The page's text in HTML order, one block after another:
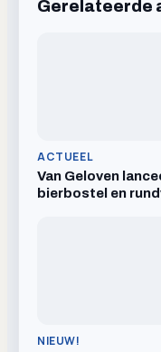
Gerelateerde
ACTUEEL
Van Geloven
bierbostel en
NIEUW!